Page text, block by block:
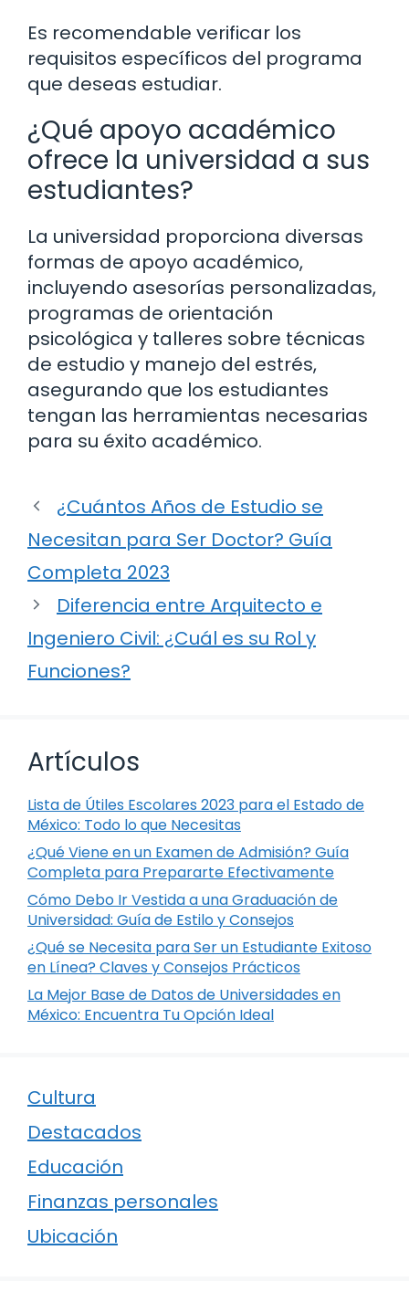
Es recomendable verificar los
requisitos específicos del programa
que deseas estudiar.
¿Qué apoyo académico
ofrece la universidad a sus
estudiantes?
La universidad proporciona diversas
formas de apoyo académico,
incluyendo asesorías personalizadas,
programas de orientación
psicológica y talleres sobre técnicas
de estudio y manejo del estrés,
asegurando que los estudiantes
tengan las herramientas necesarias
para su éxito académico.
¿Cuántos Años de Estudio se
Necesitan para Ser Doctor? Guía
Completa 2023
Diferencia entre Arquitecto e
Ingeniero Civil: ¿Cuál es su Rol y
Funciones?
Artículos
Lista de Útiles Escolares 2023 para el Estado de
México: Todo lo que Necesitas
¿Qué Viene en un Examen de Admisión? Guía
Completa para Prepararte Efectivamente
Cómo Debo Ir Vestida a una Graduación de
Universidad: Guía de Estilo y Consejos
¿Qué se Necesita para Ser un Estudiante Exitoso
en Línea? Claves y Consejos Prácticos
La Mejor Base de Datos de Universidades en
México: Encuentra Tu Opción Ideal
Cultura
Destacados
Educación
Finanzas personales
Ubicación